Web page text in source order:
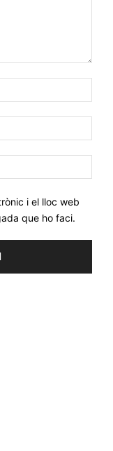
web:
i el lloc web
que ho faci.